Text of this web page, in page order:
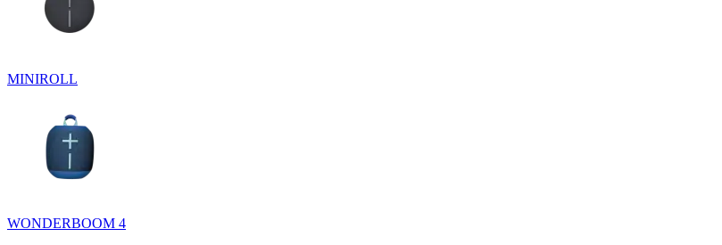
MINIROLL
WONDERBOOM 4